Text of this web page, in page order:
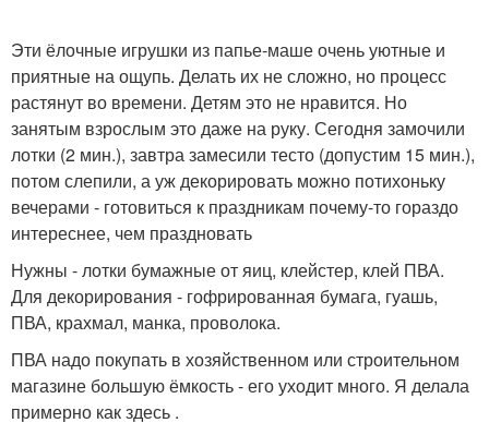
Эти ёлочные игрушки из папье-маше очень уютные и
приятные на ощупь. Делать их не сложно, но процесс
растянут во времени. Детям это не нравится. Но
занятым взрослым это даже на руку. Сегодня замочили
лотки (2 мин.), завтра замесили тесто (допустим 15 мин.),
потом слепили, а уж декорировать можно потихоньку
вечерами - готовиться к праздникам почему-то гораздо
интереснее, чем праздновать
Нужны - лотки бумажные от яиц, клейстер, клей ПВА.
Для декорирования - гофрированная бумага, гуашь,
ПВА, крахмал, манка, проволока.
ПВА надо покупать в хозяйственном или строительном
магазине большую ёмкость - его уходит много. Я делала
примерно как здесь .